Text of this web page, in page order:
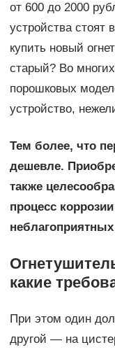
от 600 до 2000
устройства стоят
купить новый
старый? Во
порошковых
устройство,
Тем более, что
дешевле.
также
процесс
какие
При этом один
другой — на